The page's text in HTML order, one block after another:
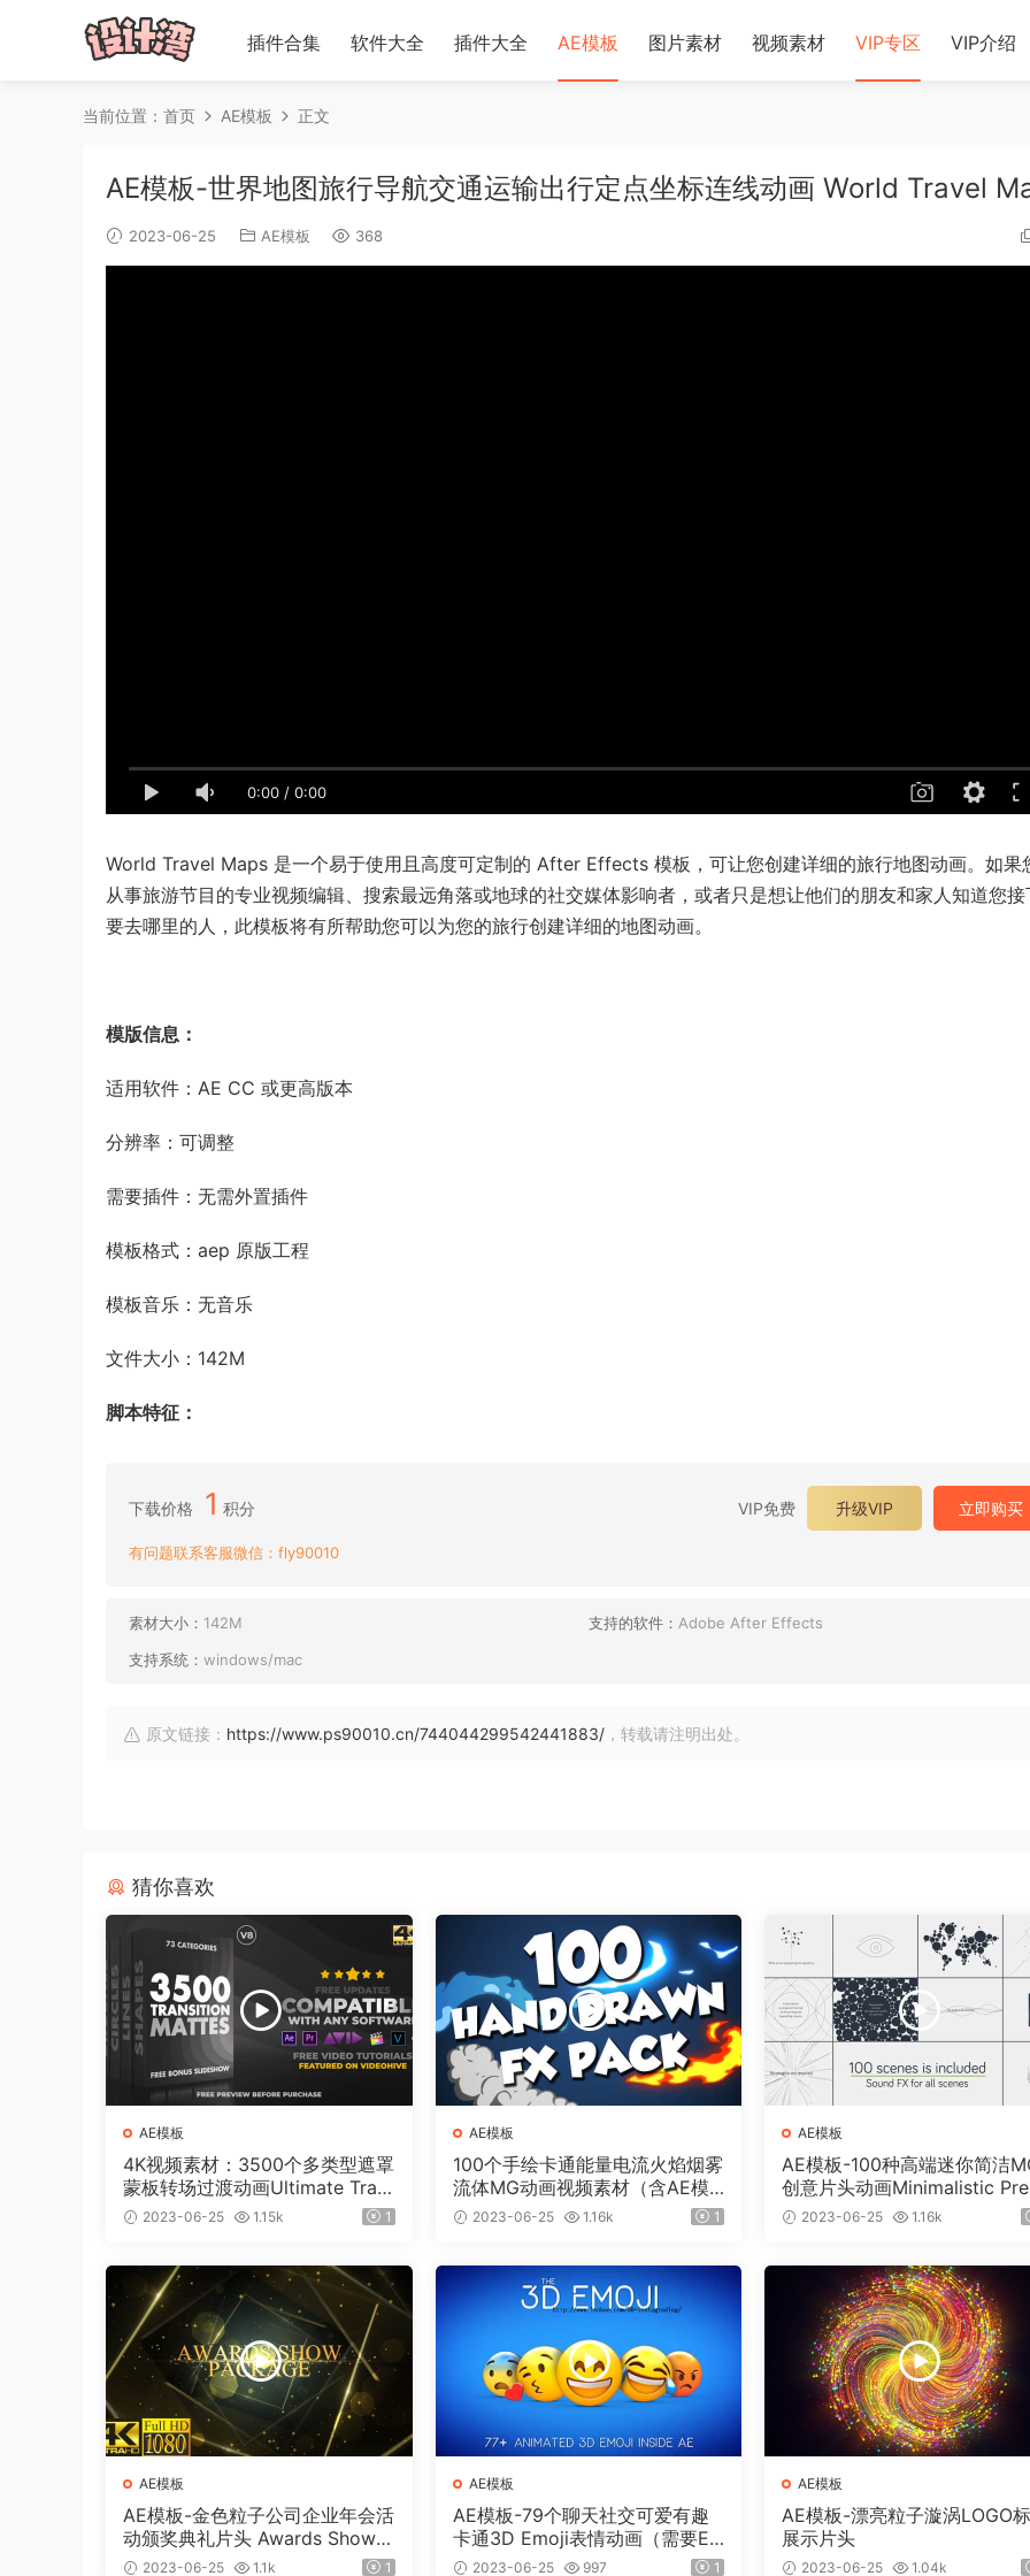
插件合集 软件大全 插件大全 AE模板 图片素材 视频素材 VIP专区 VIP介绍
当前位置： 首页 AE模板 正文
AE模板-世界地图旅行导航交通运输出行定点坐标连线动画 World Travel
2023-06-25 AE模板 368
0:00 / 0:00
World Travel Maps 是一个易于使用且高度可定制的 After Effects 模板，可让您创建详细的旅行地图动画。 如果
从事旅游节目的专业视频编辑、搜索最远角落或地球的社交媒体影响者，或者只是想让他们的朋友和家人知道您接
要去哪里的人，此模板将有所帮助您可以为您的旅行创建详细的地图动画。
模版信息：
适用软件：AE CC 或更高版本
分辨率：可调整
需要插件：无需外置插件
模板格式：aep 原版工程
模板音乐：无音乐
文件大小：142M
脚本特征：
下载价格 1 积分 VIP免费 升级VIP 立即购买
有问题联系客服微信：fly90010
素材大小： 142M 支持的软件： Adobe After Effects
支持系统： windows/mac
原文链接： https://www.ps90010.cn/744044299542441883/ ，转载请注明出处。
猜你喜欢
AE模板
4K视频素材：3500个多类型遮罩
蒙板转场过渡动画Ultimate Tran
sition Mattes Pack v8（含AE模
2023-06-25 1.15k 1
AE模板
100个手绘卡通能量电流火焰烟雾
流体MG动画视频素材（含AE模
板工程）有透明通道
2023-06-25 1.16k 1
AE模板
AE模板-100种高端迷你简洁
创意片头动画Minimalistic
ntation Pack
2023-06-25 1.16k
AE模板
AE模板-金色粒子公司企业年会活
动颁奖典礼片头 Awards Show P
ack2023-06-25 1.1k 1
AE模板
AE模板-79个聊天社交可爱有趣
卡通3D Emoji表情动画（需要Ele
ment 3D插件）
2023-06-25 997 1
AE模板
AE模板-漂亮粒子漩涡LOGO
展示片头
2023-06-25 1.04k